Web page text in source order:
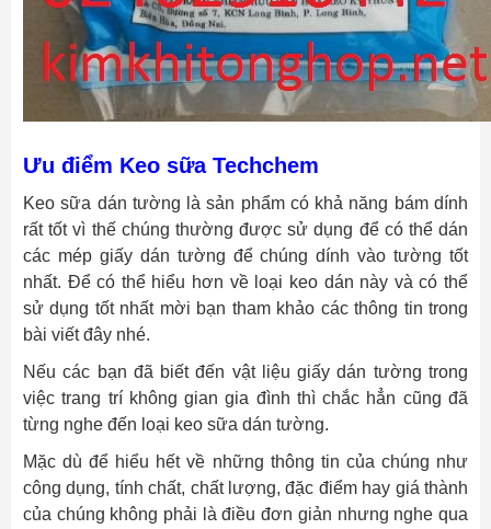
Ưu điểm Keo sữa Techchem
Keo sữa dán tường là sản phẩm có khả năng bám dính
rất tốt vì thế chúng thường được sử dụng để có thể dán
các mép giấy dán tường để chúng dính vào tường tốt
nhất. Để có thể hiểu hơn về loại keo dán này và có thể
sử dụng tốt nhất mời bạn tham khảo các thông tin trong
bài viết đây nhé.
Nếu các bạn đã biết đến vật liệu giấy dán tường trong
việc trang trí không gian gia đình thì chắc hẳn cũng đã
từng nghe đến loại keo sữa dán tường.
Mặc dù để hiểu hết về những thông tin của chúng như
công dụng, tính chất, chất lượng, đặc điểm hay giá thành
của chúng không phải là điều đơn giản nhưng nghe qua